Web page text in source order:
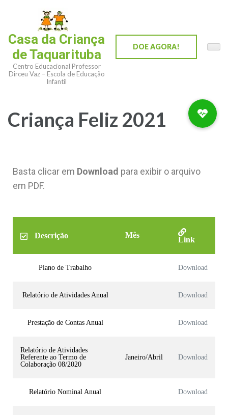
Casa da Criança
de Taquarituba
Centro Educacional Professor
Dirceu Vaz – Escola de Educação
Infantil
DOE AGORA!
Criança Feliz 2021
Basta clicar em Download para exibir o arquivo
em PDF.
Descrição Mês
Link
Plano de Trabalho Download
Relatório de Atividades Anual Download
Prestação de Contas Anual Download
Relatório de Atividades
Referente ao Termo de
Colaboração 08/2020
Janeiro/Abril Download
Relatório Nominal Anual Download